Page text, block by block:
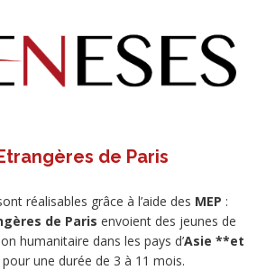
de Paris
réalisables grâce à l’aide des MEP :
de Paris envoient des jeunes de
humanitaire dans les pays d’Asie **et
une durée de 3 à 11 mois.